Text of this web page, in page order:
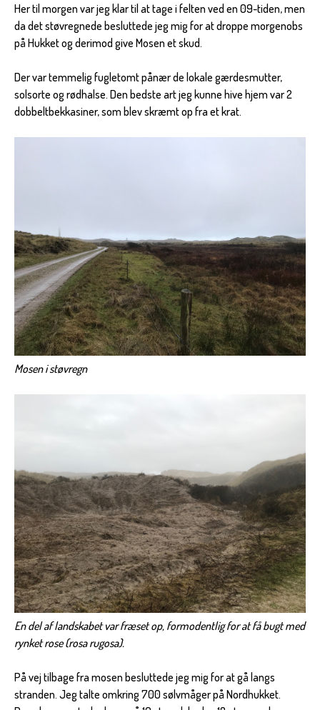
Her til morgen var jeg klar til at tage i felten ved en 09-tiden, men
da det støvregnede besluttede jeg mig for at droppe morgenobs
på Hukket og derimod give Mosen et skud.
Der var temmelig fugletomt pånær de lokale gærdesmutter,
solsorte og rødhalse. Den bedste art jeg kunne hive hjem var 2
dobbeltbekkasiner, som blev skræmt op fra et krat.
Mosen i støvregn
En del af landskabet var fræset op, formodentlig for at få bugt med
rynket rose (rosa rugosa).
På vej tilbage fra mosen besluttede jeg mig for at gå langs
stranden. Jeg talte omkring 700 sølvmåger på Nordhukket.